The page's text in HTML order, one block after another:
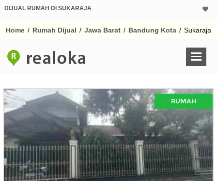
DIJUAL RUMAH DI SUKARAJA
Home / Rumah Dijual / Jawa Barat / Bandung Kota / Sukaraja
RUMAH